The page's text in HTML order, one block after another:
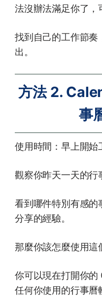
法沒辦法滿足你了，
找到自己的工作節奏
出。
方法 2.
事
使用時間：早上開始
觀察你昨天一天的行
看到哪件特別有感
分享的經驗。
那麼你該怎麼使用這
你可以現在打開你
任何你使用的行事